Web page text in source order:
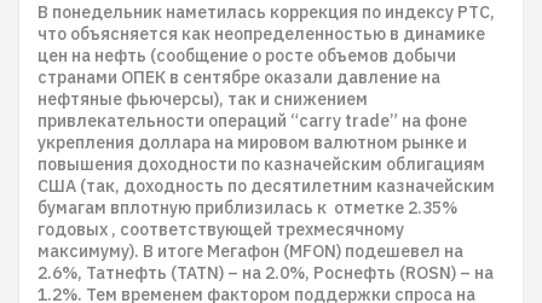
В понедельник наметилась коррекция по индексу РТС,
что объясняется как неопределенностью в динамике
цен на нефть (сообщение о росте объемов добычи
странами ОПЕК в сентябре оказали давление на
нефтяные фьючерсы), так и снижением
привлекательности операций “carry trade” на фоне
укрепления доллара на мировом валютном рынке и
повышения доходности по казначейским облигациям
США (так, доходность по десятилетним казначейским
бумагам вплотную приблизилась к отметке 2.35%
годовых , соответствующей трехмесячному
максимуму). В итоге Мегафон (MFON) подешевел на
2.6%, Татнефть (TATN) – на 2.0%, Роснефть (ROSN) – на
1.2%. Тем временем фактором поддержки спроса на